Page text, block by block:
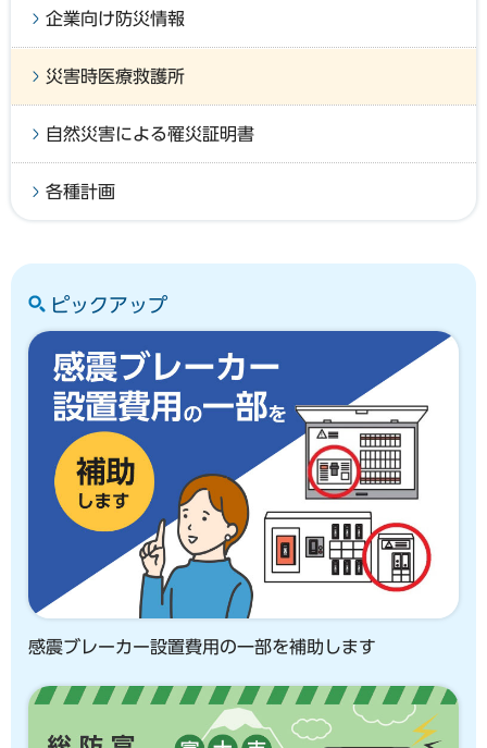
企業向け防災情報
災害時医療救護所
自然災害による罹災証明書
各種計画
ピックアップ
感震ブレーカー設置費用の一部を補助します